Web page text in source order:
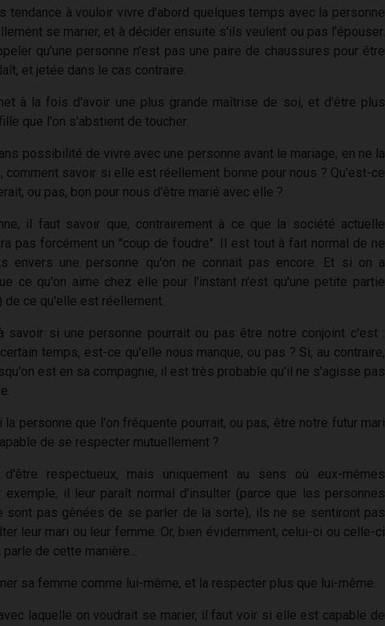
tendance à vouloir vivre d'abord quelques temps avec la personne
se marier, et à décider ensuite s'ils veulent ou pas l'épouser.
qu'une personne n'est pas une paire de chaussures pour être
et jetée dans le cas contraire.
à la fois d'avoir une plus grande maîtrise de soi, et d'être plus
que l'on s'abstient de toucher.
possibilité de vivre avec une personne avant le mariage, en ne la
comment savoir si elle est réellement bonne pour nous ? Qu'est-ce
ou pas, bon pour nous d'être marié avec elle ?
il faut savoir que, contrairement à ce que la société actuelle
pas forcément un "coup de foudre". Il est tout à fait normal de ne
envers une personne qu'on ne connait pas encore. Et si on a
ce qu'on aime chez elle pour l'instant n'est qu'une petite partie
de ce qu'elle est réellement.
savoir si une personne pourrait ou pas être notre conjoint c'est :
temps, est-ce qu'elle nous manque, ou pas ? Si, au contraire,
est en sa compagnie, il est très probable qu'il ne s'agisse pas
personne que l'on fréquente pourrait, ou pas, être notre futur mari
de se respecter mutuellement ?
respectueux, mais uniquement au sens où eux-mêmes
exemple, il leur paraît normal d'insulter (parce que les personnes
sont pas gênées de se parler de la sorte), ils ne se sentiront pas
leur mari ou leur femme. Or, bien évidemment, celui-ci ou celle-ci
de cette manière...
sa femme comme lui-même, et la respecter plus que lui-même.
laquelle on voudrait se marier, il faut voir si elle est capable de